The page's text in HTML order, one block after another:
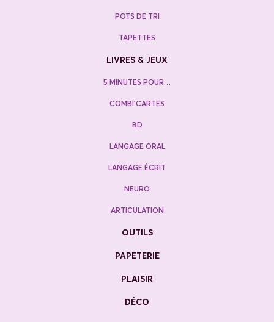
POTS DE TRI
TAPETTES
LIVRES & JEUX
5 MINUTES POUR…
COMBI’CARTES
BD
LANGAGE ORAL
LANGAGE ÉCRIT
NEURO
ARTICULATION
OUTILS
PAPETERIE
PLAISIR
DÉCO